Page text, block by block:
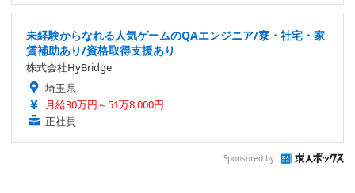
未経験からなれる人気ゲームのQAエンジニア/寮・社宅・家
賃補助あり/資格取得支援あり
株式会社HyBridge
埼玉県
月給30万円～51万8,000円
正社員
Sponsored by